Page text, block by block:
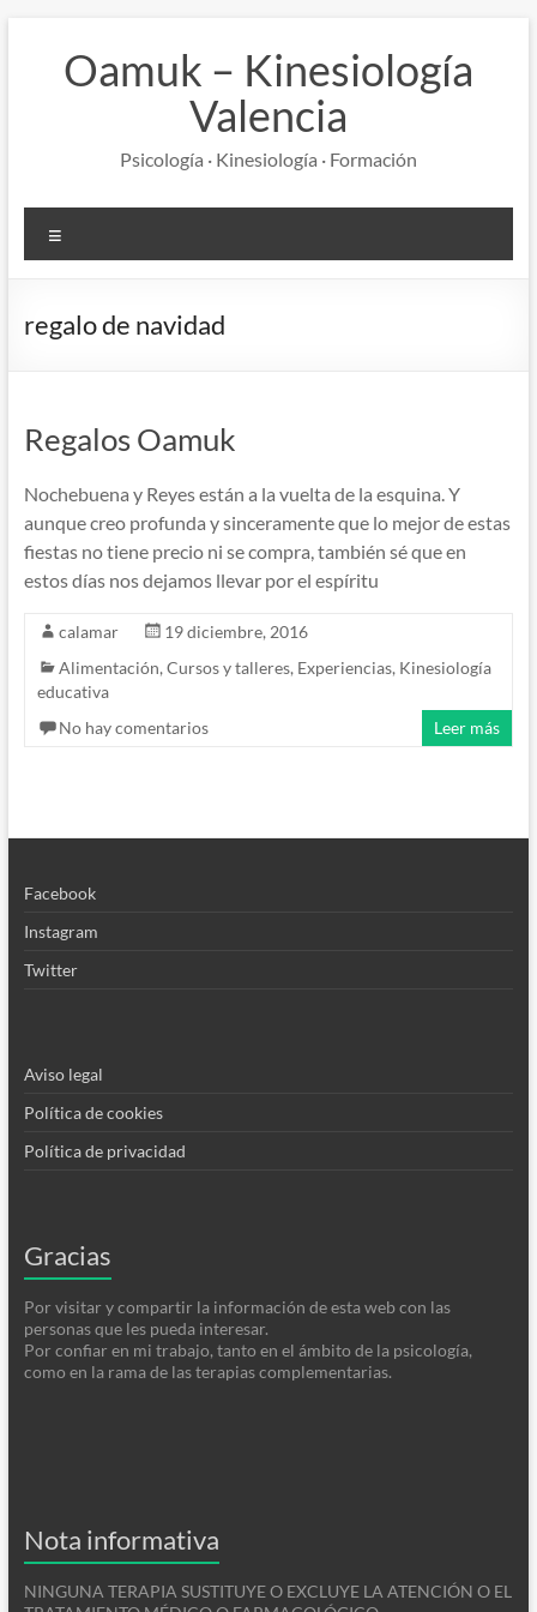
contenidoOamuk – Kinesiología
Valencia
Psicología · Kinesiología · Formación
regalo de navidad
Regalos Oamuk
Nochebuena y Reyes están a la vuelta de la esquina. Y
aunque creo profunda y sinceramente que lo mejor de estas
fiestas no tiene precio ni se compra, también sé que en
estos días nos dejamos llevar por el espíritu
calamar
19 diciembre, 2016
Alimentación, Cursos y talleres, Experiencias, Kinesiología
educativa
No hay comentarios
Leer más
Facebook
Instagram
Twitter
Aviso legal
Política de cookies
Política de privacidad
Gracias
Por visitar y compartir la información de esta web con las
personas que les pueda interesar.
Por confiar en mi trabajo, tanto en el ámbito de la psicología,
como en la rama de las terapias complementarias.
Nota informativa
NINGUNA TERAPIA SUSTITUYE O EXCLUYE LA ATENCIÓN O EL